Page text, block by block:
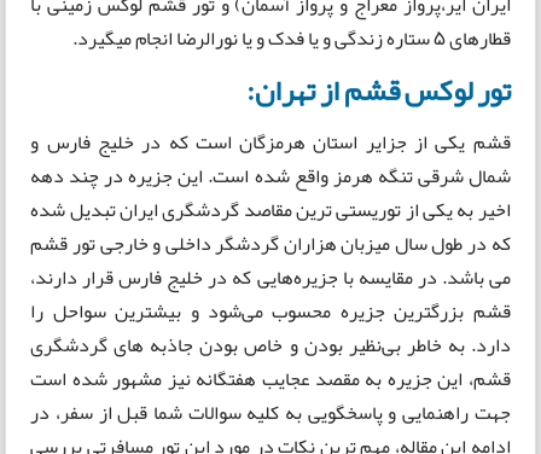
قطارهای 5 ستاره زندگی و یا فدک و یا نورالرضا انجام میگیرد.
تور لوکس قشم از تهران:
قشم یکی از جزایر استان هرمزگان است که در خلیج فارس و
شمال شرقی تنگه هرمز واقع شده است. این جزیره در چند دهه
اخیر به یکی از توریستی ترین مقاصد گردشگری ایران تبدیل شده
که در طول سال میزبان هزاران گردشگر داخلی و خارجی تور قشم
می باشد. در مقایسه با جزیره‌هایی که در خلیج فارس قرار دارند،
قشم بزرگترین جزیره محسوب می‌شود و بیشترین سواحل را
دارد. به خاطر بی‌نظیر بودن و خاص بودن جاذبه های گردشگری
قشم، این جزیره به مقصد عجایب هفتگانه نیز مشهور شده است
جهت راهنمایی و پاسخگویی به کلیه سوالات شما قبل از سفر، در